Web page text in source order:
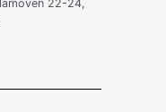
22-24,